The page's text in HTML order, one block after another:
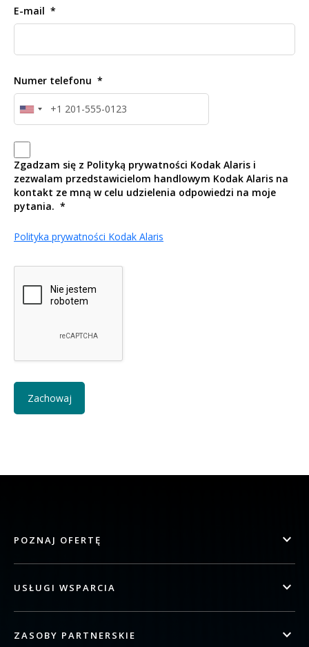
E-mail
Numer telefonu
Zgadzam się z Polityką prywatności Kodak Alaris i
zezwalam przedstawicielom handlowym Kodak Alaris na
kontakt ze mną w celu udzielenia odpowiedzi na moje
pytania.
Polityka prywatności Kodak Alaris
POZNAJ OFERTĘ
USŁUGI WSPARCIA
ZASOBY PARTNERSKIE